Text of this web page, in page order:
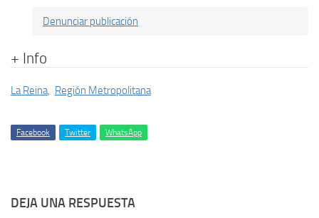
Denunciar publicación
+ Info
La Reina, Región Metropolitana
Facebook Twitter WhatsApp
DEJA UNA RESPUESTA